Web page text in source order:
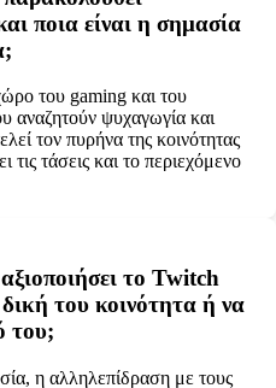
ποια είναι η σημασία
του gaming και του
αναζητούν ψυχαγωγία και
τον πυρήνα της κοινότητας
τάσεις και το περιεχόμενο
το Twitch
του κοινότητα ή να
του;
η αλληλεπίδραση με τους